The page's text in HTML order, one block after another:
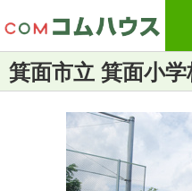
箕面市立 箕面小学